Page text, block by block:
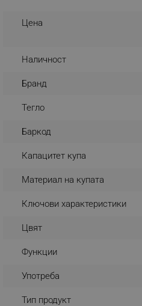
Цена
Наличност
Бранд
Тегло
Баркод
Капацитет купа
Материал на купата
Ключови характеристики
Цвят
Функции
Употреба
Тип продукт